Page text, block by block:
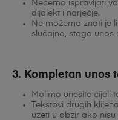
Nećemo ispravljati
dijalekt i narječje.
Ne možemo znati je
slučajno, stoga unos
3. Kompletan unos
Molimo unesite cijeli
Tekstovi drugih
uzeti u obzir ako nisu